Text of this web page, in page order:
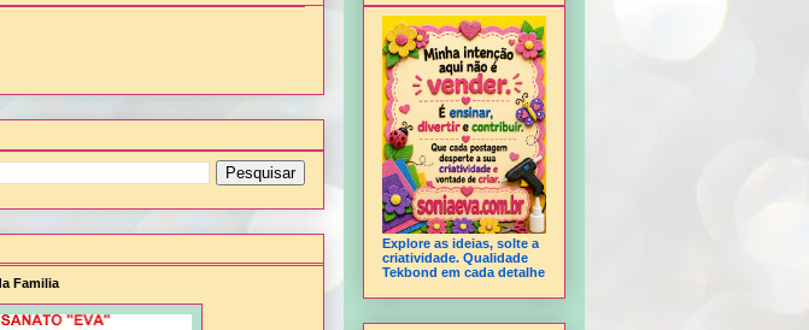
Familia
Explore as ideias, solte a
criatividade. Qualidade
Tekbond em cada detalhe